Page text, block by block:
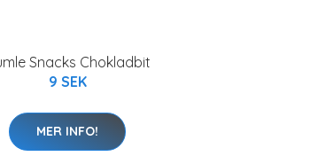
Snacks Chokladbit
9 SEK
MER INFO!